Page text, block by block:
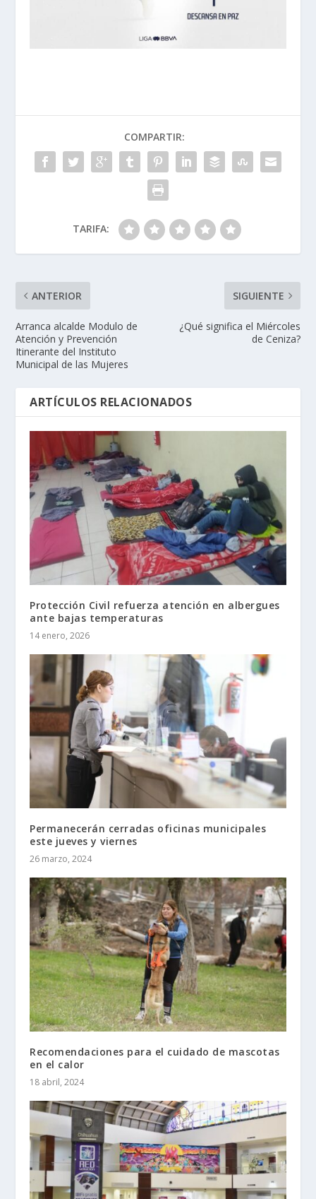
COMPARTIR:
TARIFA:
ANTERIOR
Arranca alcalde Modulo de
Atención y Prevención
Itinerante del Instituto
Municipal de las Mujeres
SIGUIENTE
¿Qué significa el Miércoles
de Ceniza?
ARTÍCULOS RELACIONADOS
Protección Civil refuerza atención en albergues
ante bajas temperaturas
14 enero, 2026
Permanecerán cerradas oficinas municipales
este jueves y viernes
26 marzo, 2024
Recomendaciones para el cuidado de mascotas
en el calor
18 abril, 2024